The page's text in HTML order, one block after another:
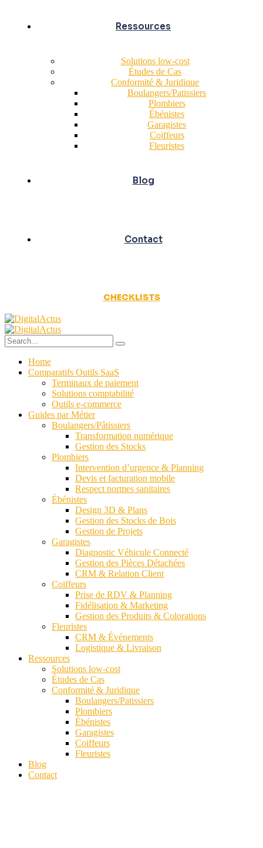
Ressources
Solutions low-cost
Études de Cas
Conformité & Juridique
Boulangers/Patissiers
Plombiers
Ébénistes
Garagistes
Coiffeurs
Fleuristes
Blog
Contact
CHECKLISTS
Home
Comparatifs Outils SaaS
Terminaux de paiement
Solutions comptabilité
Outils e-commerce
Guides par Métier
Boulangers/Pâtissiers
Transformation numérique
Gestion des Stocks
Plombiers
Intervention d’urgence & Planning
Devis et facturation mobile
Respect normes sanitaires
Ébénistes
Design 3D & Plans
Gestion des Stocks de Bois
Gestion de Projets
Garagistes
Diagnostic Véhicule Connecté
Gestion des Pièces Détachées
CRM & Relation Client
Coiffeurs
Prise de RDV & Planning
Fidélisation & Marketing
Gestion des Produits & Colorations
Fleuristes
CRM & Événements
Logistique & Livraison
Ressources
Solutions low-cost
Études de Cas
Conformité & Juridique
Boulangers/Patissiers
Plombiers
Ébénistes
Garagistes
Coiffeurs
Fleuristes
Blog
Contact